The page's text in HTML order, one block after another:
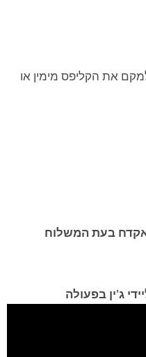
את הקליפס מימין או
בעת המשלוח
ג'ין בפעולה